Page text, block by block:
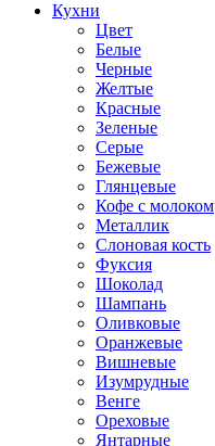
Кухни
Цвет
Белые
Черные
Желтые
Красные
Зеленые
Серые
Бежевые
Глянцевые
Кофе с молоком
Металлик
Слоновая кость
Фуксия
Шоколад
Шампань
Оливковые
Оранжевые
Вишневые
Изумрудные
Венге
Ореховые
Янтарные